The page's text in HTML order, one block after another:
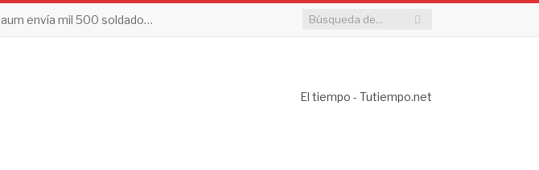
Tras presión de Estados Unidos, Sheinbaum envía mil 500 soldados a Michoacán
El tiempo - Tutiempo.net